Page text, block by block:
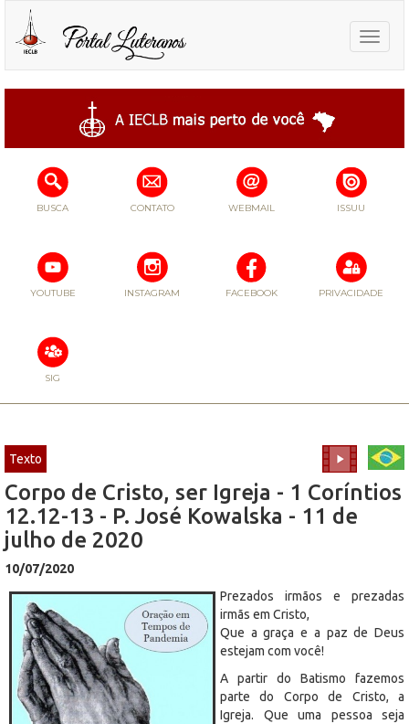
Toggle
BUSCA CONTATO WEBMAIL ISSUU
YOUTUBE INSTAGRAM FACEBOOK PRIVACIDADE
SIG
Texto
Corpo de Cristo, ser Igreja - 1 Coríntios
12.12-13 - P. José Kowalska - 11 de
julho de 2020
10/07/2020
Prezados irmãos e prezadas
irmãs em Cristo,
Que a graça e a paz de Deus
estejam com você!
A partir do Batismo fazemos
parte do Corpo de Cristo, a
Igreja. Que uma pessoa seja